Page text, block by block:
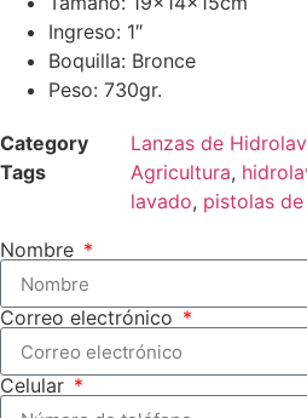
Ingreso: 1″
Boquilla: Bronce
Peso: 730gr.
Category
Lanzas de
Tags
Agricultura,
lavado, pistolas
Nombre
Correo electrónico
Celular